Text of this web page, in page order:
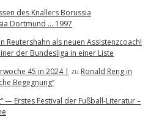
des Knallers Borussia
Dortmund … 1997
Reutershahn als neuen Assistenzcoach!
der Bundesliga in einer Liste
45 in 2024 | zu Ronald Reng in
Begegnung“
— Erstes Festival der Fußball-Literatur –